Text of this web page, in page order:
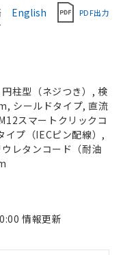
English PDF出力
柱型（ネジつき）, 検
シールドタイプ, 直流
スマートクリックコ
イプ（IECピン配線）,
レタンコード（耐油
情報更新